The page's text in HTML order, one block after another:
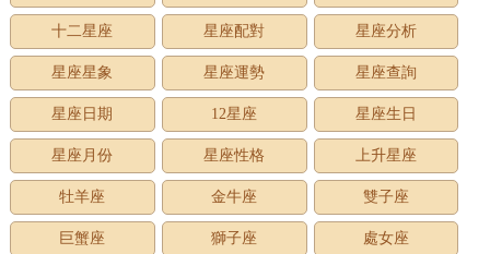
十二星座 星座配對 星座分析
星座星象 星座運勢 星座查詢
星座日期 12星座 星座生日
星座月份 星座性格 上升星座
牡羊座 金牛座 雙子座
巨蟹座 獅子座 處女座